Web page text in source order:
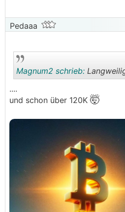
Pedaaa
Magnum2 schrieb:
....
und schon über 120K 🤯